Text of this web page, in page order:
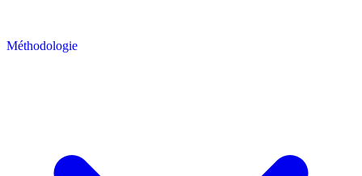
Méthodologie